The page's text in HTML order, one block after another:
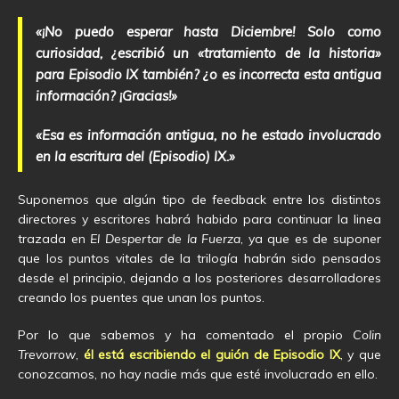
«¡No puedo esperar hasta Diciembre! Solo como
curiosidad, ¿escribió un «tratamiento de la historia»
para Episodio IX también? ¿o es incorrecta esta antigua
información? ¡Gracias!»
«Esa es información antigua, no he estado involucrado
en la escritura del (Episodio) IX.»
Suponemos que algún tipo de feedback entre los distintos
directores y escritores habrá habido para continuar la linea
trazada en El Despertar de la Fuerza, ya que es de suponer
que los puntos vitales de la trilogía habrán sido pensados
desde el principio, dejando a los posteriores desarrolladores
creando los puentes que unan los puntos.
Por lo que sabemos y ha comentado el propio Colin
Trevorrow, él está escribiendo el guión de Episodio IX, y que
conozcamos, no hay nadie más que esté involucrado en ello.